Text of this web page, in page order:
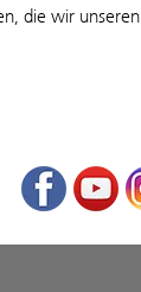
die wir
Facebook